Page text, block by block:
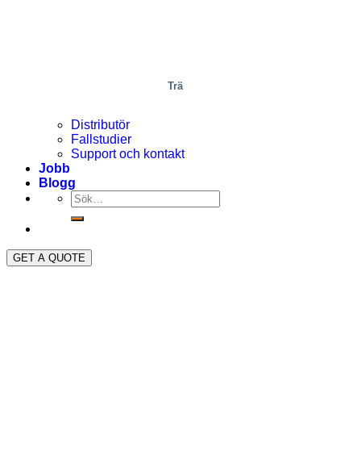
Trä
Distributör
Fallstudier
Support och kontakt
Jobb
Blogg
GET A QUOTE